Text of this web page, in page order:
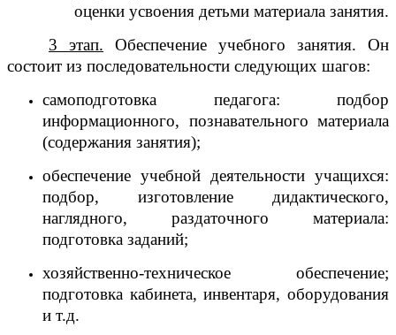
оценки усвоения детьми материала занятия.
3 этап. Обеспечение учебного занятия. Он
состоит из последовательности следующих шагов:
самоподготовка педагога: подбор
информационного, познавательного материала
(содержания занятия);
обеспечение учебной деятельности учащихся:
подбор, изготовление дидактического,
наглядного, раздаточного материала:
подготовка заданий;
хозяйственно-техническое обеспечение;
подготовка кабинета, инвентаря, оборудования
и т.д.